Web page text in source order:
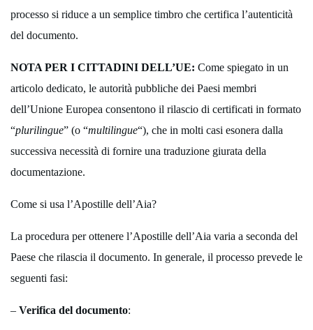
processo si riduce a un semplice timbro che certifica l’autenticità
del documento.
NOTA PER I CITTADINI DELL’UE: Come spiegato in un
articolo dedicato, le autorità pubbliche dei Paesi membri
dell’Unione Europea consentono il rilascio di certificati in formato
“plurilingue” (o “multilingue“), che in molti casi esonera dalla
successiva necessità di fornire una traduzione giurata della
documentazione.
Come si usa l’Apostille dell’Aia?
La procedura per ottenere l’Apostille dell’Aia varia a seconda del
Paese che rilascia il documento. In generale, il processo prevede le
seguenti fasi:
– Verifica del documento: